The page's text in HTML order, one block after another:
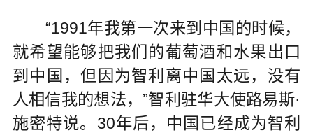
“1991年我第一次来到中国的时候，
就希望能够把我们的葡萄酒和水果出口
到中国，但因为智利离中国太远，没有
人相信我的想法，”智利驻华大使路易斯·
施密特说。30年后，中国已经成为智利